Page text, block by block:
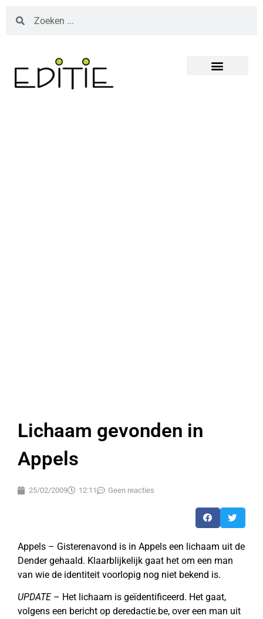
Lichaam gevonden in
Appels
25/02/2009 12:11 Geen reacties
Appels – Gisterenavond is in Appels een lichaam uit de
Dender gehaald. Klaarblijkelijk gaat het om een man
van wie de identiteit voorlopig nog niet bekend is.
UPDATE – Het lichaam is geïdentificeerd. Het gaat,
volgens een bericht op deredactie.be, over een man uit